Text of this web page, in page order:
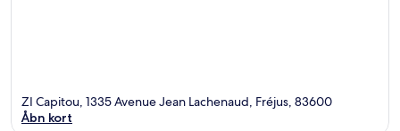
ZI Capitou, 1335 Avenue Jean Lachenaud, Fréjus, 83600
Åbn kort